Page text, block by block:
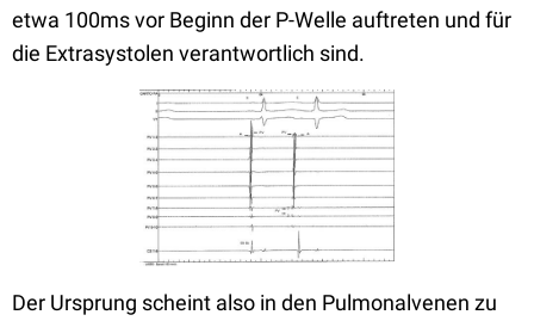
etwa 100ms vor Beginn der P-Welle auftreten und für
die Extrasystolen verantwortlich sind.
Der Ursprung scheint also in den Pulmonalvenen zu